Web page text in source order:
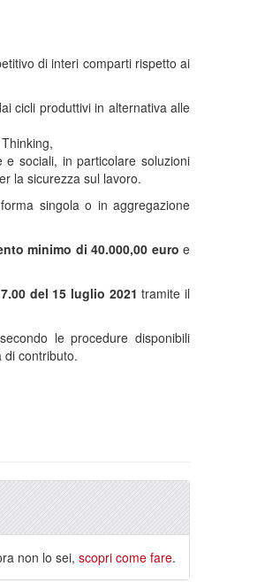
di interi comparti rispetto ai
cicli produttivi in alternativa alle
sociali, in particolare soluzioni
la sicurezza sul lavoro.
singola o in aggregazione
minimo di 40.000,00 euro e
del 15 luglio 2021 tramite il
le procedure disponibili
di contributo.
non lo sei, scopri come fare.